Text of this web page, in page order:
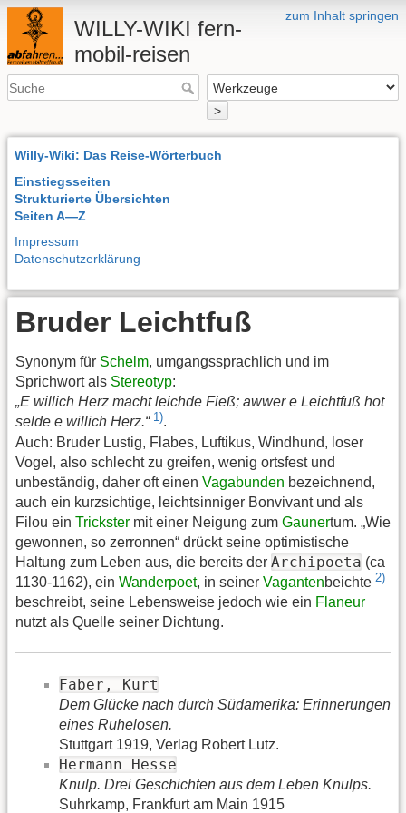
zum Inhalt springen
WILLY-WIKI fern-
mobil-reisen
>
Willy-Wiki: Das Reise-Wörterbuch
Einstiegsseiten
Strukturierte Übersichten
Seiten A—Z
Impressum
Datenschutzerklärung
Bruder Leichtfuß
Synonym für Schelm, umgangssprachlich und im
Sprichwort als Stereotyp:
„E willich Herz macht leichde Fieß; awwer e Leichtfuß hot
selde e willich Herz.“ 1).
Auch: Bruder Lustig, Flabes, Luftikus, Windhund, loser
Vogel, also schlecht zu greifen, wenig ortsfest und
unbeständig, daher oft einen Vagabunden bezeichnend,
auch ein kurzsichtige, leichtsinniger Bonvivant und als
Filou ein Trickster mit einer Neigung zum Gaunertum. „Wie
gewonnen, so zerronnen“ drückt seine optimistische
Haltung zum Leben aus, die bereits der Archipoeta (ca
1130-1162), ein Wanderpoet, in seiner Vagantenbeichte 2)
beschreibt, seine Lebensweise jedoch wie ein Flaneur
nutzt als Quelle seiner Dichtung.
Faber, Kurt
Dem Glücke nach durch Südamerika: Erinnerungen
eines Ruhelosen.
Stuttgart 1919, Verlag Robert Lutz.
Hermann Hesse
Knulp. Drei Geschichten aus dem Leben Knulps.
Suhrkamp, Frankfurt am Main 1915